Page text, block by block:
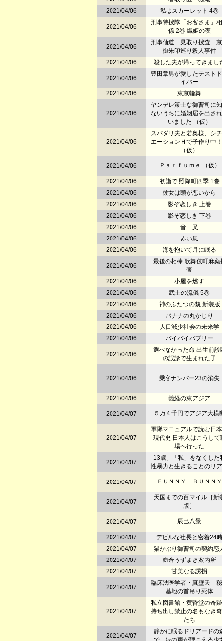
2021/04/06
私はスカーレット 4巻
2021/04/06
刑事特捜隊「お客さま」
係 2巻 織姫の夜
2021/04/06
刑事仙道 見取り捜査
御朱印巡り殺人事件
2021/04/06
殺した夫が帰ってきまし
2021/04/06
豊田章男が愛したテスト
イバー
2021/04/06
東京輪舞
2021/04/06
ヤンデレ策士な御曹司に
ないうちに婚姻届を出さ
いました （仮）
2021/04/06
スパダリ夫と若奥様、シ
エーションＨで子作り中
（仮）
2021/04/06 Ｐｅｒｆｕｍｅ （仮）
2021/04/06
初詣で 照降町四季 1巻
2021/04/06
彼女は頭が悪いから
2021/04/06
影ぞ恋しき 上巻
2021/04/06
影ぞ恋しき 下巻
2021/04/06
音 叉
2021/04/06
赤い風
2021/04/06
海を抱いて月に眠る
2021/04/06
最後の相棒 歌舞伎町麻薬
査
2021/04/06
小屋を燃す
2021/04/06
武士の流儀 5巻
2021/04/06
神のふたつの貌 新装版
2021/04/06
バナナの丸かじり
2021/04/06
人口減少社会の未来学
2021/04/06
バイバイバブリー
2021/04/06
選べなかった命 出生前診
の誤診で生まれた子
2021/04/06 乗客ナンバー23の消失
2021/04/06 義経の東アジア
2021/04/07 ５万４千円でアジア大横
2021/04/07
軍隊マニュアルで読む日
現代史 日本人はこうして
場へ行った
2021/04/07
13歳、「私」をなくした
性暴力と生きることのリ
2021/04/07 ＦＵＮＮＹ ＢＵＮＮＹ
2021/04/07
天国までの百マイル［新
版］
2021/04/07 辰巳八景
2021/04/07
デビルな社長と密着24時
2021/04/07
猫かぶり御曹司の契約恋
2021/04/07
鎌倉うずまき案内所
2021/04/07
甘美なる誘拐
2021/04/07
臨床法医学者・真壁天
基地の首吊り死体
2021/04/07
私立図書館・黄昏堂の
持ち出し禁止の名もなき
たち
2021/04/07
静かに眠るドリアードの
で 緑の声が聴こえる少